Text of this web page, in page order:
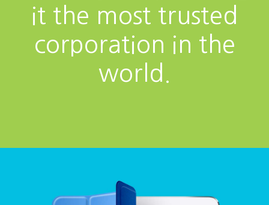
it the most trusted
corporation in the
world.